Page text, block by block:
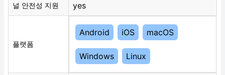
널 안전성 지원 yes
플랫폼
Android iOS macOS
Windows Linux